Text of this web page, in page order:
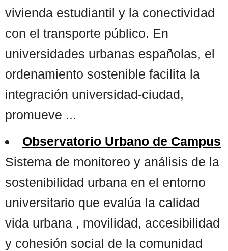
vivienda estudiantil y la conectividad
con el transporte público. En
universidades urbanas españolas, el
ordenamiento sostenible facilita la
integración universidad-ciudad,
promueve ...
Observatorio Urbano de Campus
Sistema de monitoreo y análisis de la
sostenibilidad urbana en el entorno
universitario que evalúa la calidad
vida urbana , movilidad, accesibilidad
y cohesión social de la comunidad